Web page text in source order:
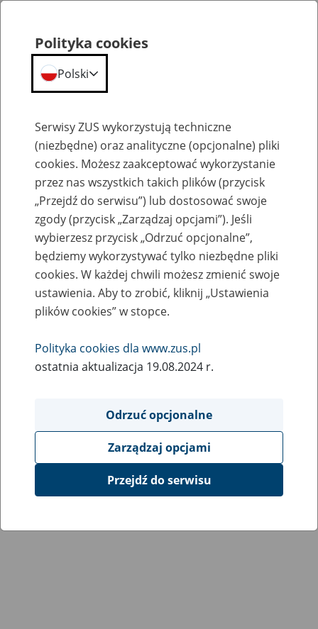
Przepraszamy,
podana strona nie została znaleziona.
Błąd 404
Przejdź do strony głównej
Polityka cookies
Polski
Serwisy ZUS wykorzystują techniczne
(niezbędne) oraz analityczne (opcjonalne) pliki
cookies. Możesz zaakceptować wykorzystanie
przez nas wszystkich takich plików (przycisk
„Przejdź do serwisu”) lub dostosować swoje
zgody (przycisk „Zarządzaj opcjami”). Jeśli
wybierzesz przycisk „Odrzuć opcjonalne”,
będziemy wykorzystywać tylko niezbędne pliki
cookies. W każdej chwili możesz zmienić swoje
ustawienia. Aby to zrobić, kliknij „Ustawienia
plików cookies” w stopce.
Polityka cookies dla www.zus.pl
ostatnia aktualizacja 19.08.2024 r.
Odrzuć opcjonalne
Zarządzaj opcjami
Przejdź do serwisu